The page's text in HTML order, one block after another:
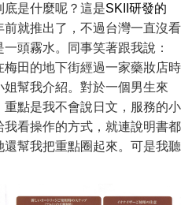
是什麼呢？這是SKII研發的
前就推出了，不過台灣一直沒看
頭霧水。同事笑著跟我說：
梅田的地下街經過一家藥妝店時
幫我介紹。對於一個男生來
點是我不會說日文，服務的小
看操作的方式，就連說明書都
幫我把重點圈起來。可是我聽